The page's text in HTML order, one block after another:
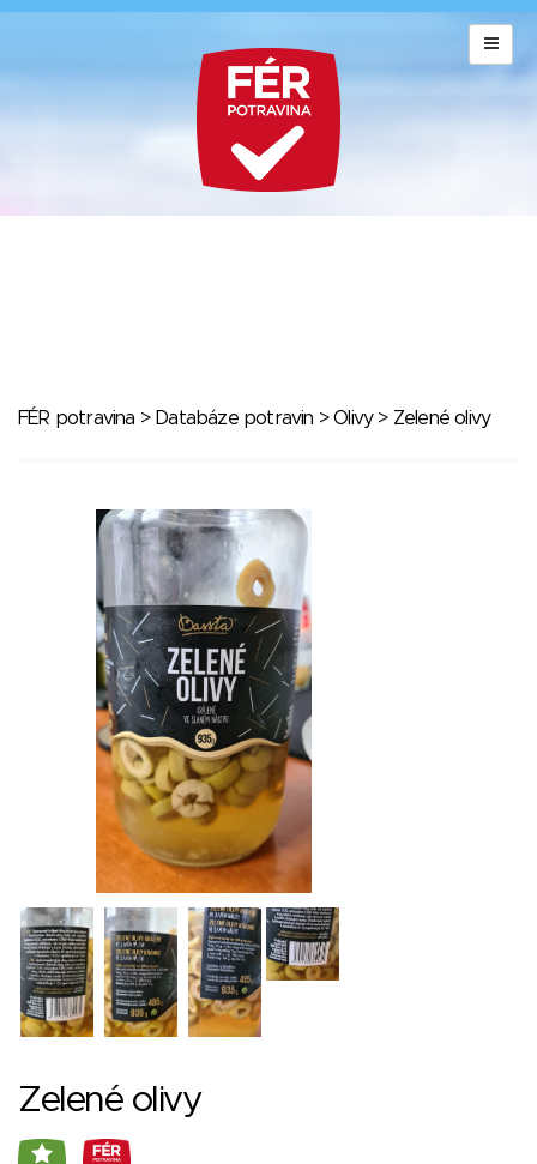
FÉR potravina > Databáze potravin >Olivy> Zelené olivy
Zelené olivy